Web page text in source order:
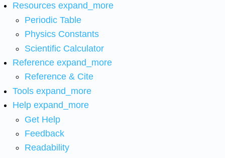
Resources expand_more
Periodic Table
Physics Constants
Scientific Calculator
Reference expand_more
Reference & Cite
Tools expand_more
Help expand_more
Get Help
Feedback
Readability